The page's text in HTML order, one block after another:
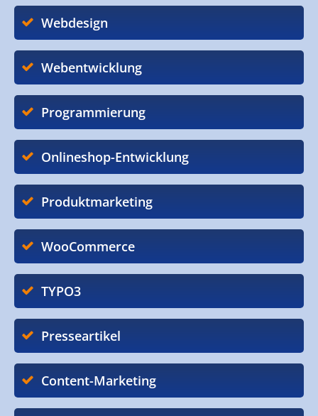
Webdesign
Webentwicklung
Programmierung
Onlineshop-Entwicklung
Produktmarketing
WooCommerce
TYPO3
Presseartikel
Content-Marketing